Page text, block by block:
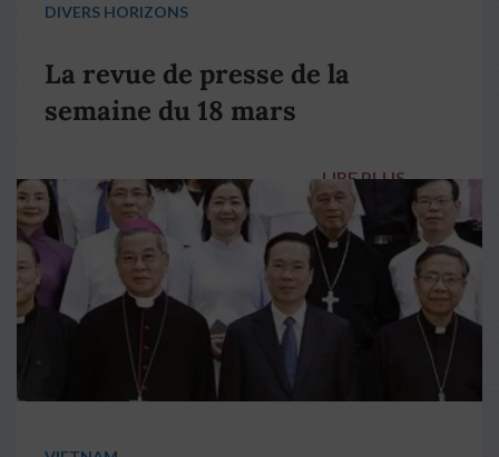
DIVERS HORIZONS
La revue de presse de la
semaine du 18 mars
LIRE PLUS →